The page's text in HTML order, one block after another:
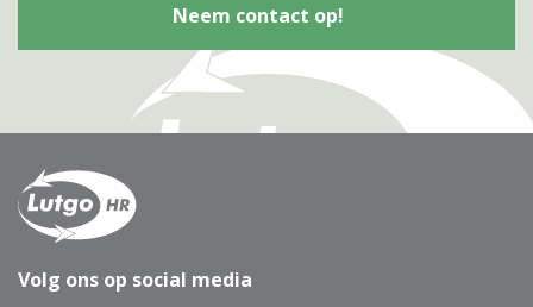
Neem contact op!
Volg ons op social media